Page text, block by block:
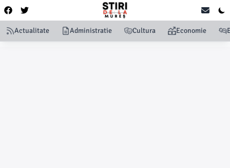
Actualitate Administratie Cultura Economie